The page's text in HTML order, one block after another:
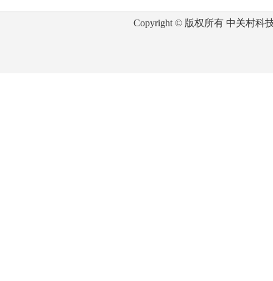
Copyright © 版权所有 中关村科